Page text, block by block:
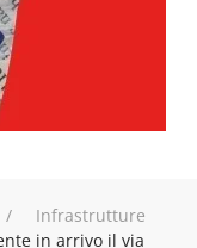
Infrastrutture
in arrivo il via